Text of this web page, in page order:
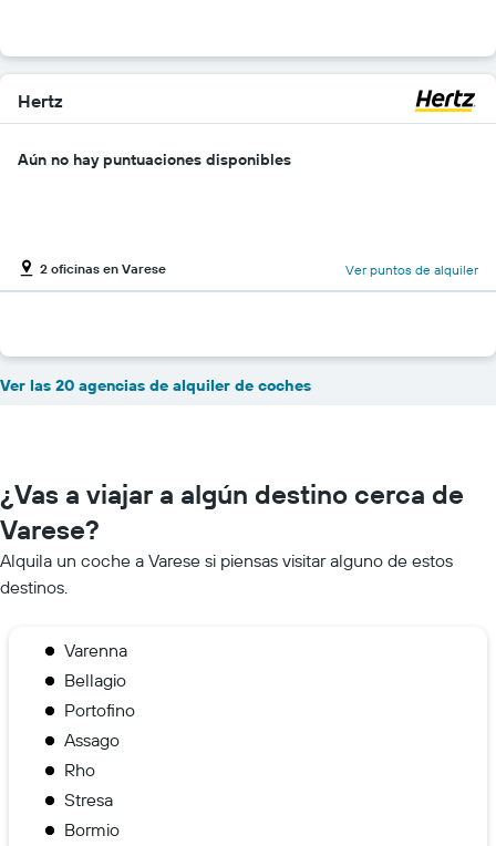
Hertz
Aún no hay puntuaciones disponibles
2 oficinas en Varese Ver puntos de alquiler
Ver las 20 agencias de alquiler de coches
¿Vas a viajar a algún destino cerca de
Varese?
Alquila un coche a Varese si piensas visitar alguno de estos
destinos.
Varenna
Bellagio
Portofino
Assago
Rho
Stresa
Bormio